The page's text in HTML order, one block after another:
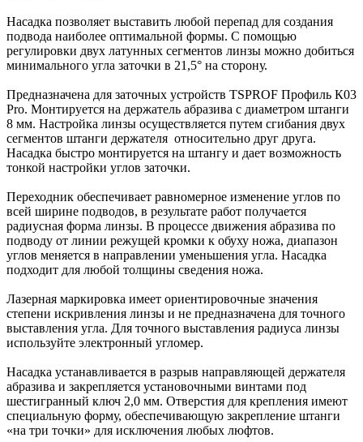
Насадка позволяет выставить любой перепад для создания
подвода наиболее оптимальной формы. С помощью
регулировки двух латунных сегментов линзы можно добиться
минимального угла заточки в 21,5° на сторону.
Предназначена для заточных устройств TSPROF Профиль К03
Pro. Монтируется на держатель абразива с диаметром штанги
8 мм. Настройка линзы осуществляется путем сгибания двух
сегментов штанги держателя относительно друг друга.
Насадка быстро монтируется на штангу и дает возможность
тонкой настройки углов заточки.
Переходник обеспечивает равномерное изменение углов по
всей ширине подводов, в результате работ получается
радиусная форма линзы. В процессе движения абразива по
подводу от линии режущей кромки к обуху ножа, диапазон
углов меняется в направлении уменьшения угла. Насадка
подходит для любой толщины сведения ножа.
Лазерная маркировка имеет ориентировочные значения
степени искривления линзы и не предназначена для точного
выставления угла. Для точного выставления радиуса линзы
используйте электронный угломер.
Насадка устанавливается в разрыв направляющей держателя
абразива и закрепляется установочными винтами под
шестигранный ключ 2,0 мм. Отверстия для крепления имеют
специальную форму, обеспечивающую закрепление штанги
«на три точки» для исключения любых люфтов.